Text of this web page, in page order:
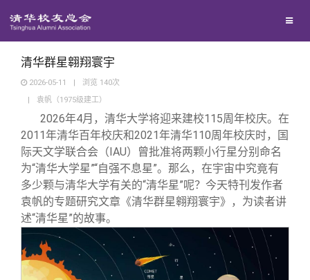
院系校友工作
专业委员会
兴趣群体
西南联大校友会
回馈母校
捐赠新闻
捐赠纪事
捐赠方法
义工计划
媒体平台
《清华校友通讯》
《水木清华》
我要订阅
新媒体平台
百年清华
清华人物
清华故事
青春风采
校友服务
终身学习
信息化服务
校友总会
总会简介
关闭
清华群星翱翔寰宇
2026-05-11 | 浏览 140次
|
袁帆（1975级建工）
2026年4月，清华大学将迎来建校115周年校庆。在
2011年清华百年校庆和2021年清华110周年校庆时，国
际天文学联合会（IAU）曾批准将两颗小行星分别命名
为“清华大学星”“自强不息星”。那么，在宇宙中究竟有
多少颗与清华大学有关的“清华星”呢？今天特刊发作者
袁帆的专题研究文章《清华群星翱翔寰宇》，为读者讲
述“清华星”的故事。